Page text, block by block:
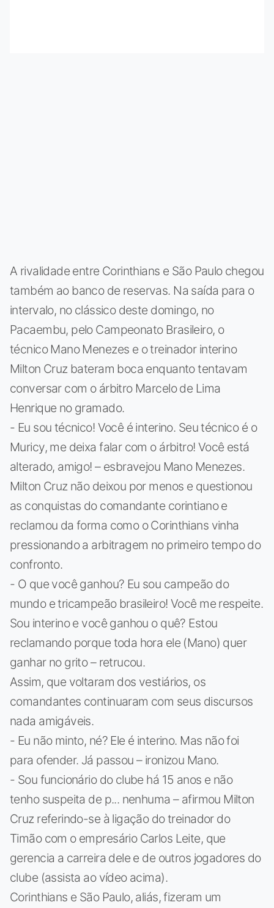
A rivalidade entre Corinthians e São Paulo chegou
também ao banco de reservas. Na saída para o
intervalo, no clássico deste domingo, no
Pacaembu, pelo Campeonato Brasileiro, o
técnico Mano Menezes e o treinador interino
Milton Cruz bateram boca enquanto tentavam
conversar com o árbitro Marcelo de Lima
Henrique no gramado.
- Eu sou técnico! Você é interino. Seu técnico é o
Muricy, me deixa falar com o árbitro! Você está
alterado, amigo! – esbravejou Mano Menezes.
Milton Cruz não deixou por menos e questionou
as conquistas do comandante corintiano e
reclamou da forma como o Corinthians vinha
pressionando a arbitragem no primeiro tempo do
confronto.
- O que você ganhou? Eu sou campeão do
mundo e tricampeão brasileiro! Você me respeite.
Sou interino e você ganhou o quê? Estou
reclamando porque toda hora ele (Mano) quer
ganhar no grito – retrucou.
Assim, que voltaram dos vestiários, os
comandantes continuaram com seus discursos
nada amigáveis.
- Eu não minto, né? Ele é interino. Mas não foi
para ofender. Já passou – ironizou Mano.
- Sou funcionário do clube há 15 anos e não
tenho suspeita de p... nenhuma – afirmou Milton
Cruz referindo-se à ligação do treinador do
Timão com o empresário Carlos Leite, que
gerencia a carreira dele e de outros jogadores do
clube (assista ao vídeo acima).
Corinthians e São Paulo, aliás, fizeram um